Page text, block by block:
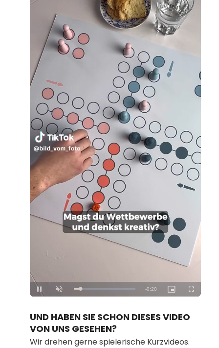
Unmute Loaded:
100.00%
UND HABEN SIE SCHON DIESES VIDEO
VON UNS GESEHEN?
Wir drehen gerne spielerische Kurzvideos.